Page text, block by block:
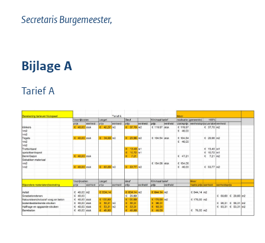
Secretaris Burgemeester,
Bijlage A
Tarief A